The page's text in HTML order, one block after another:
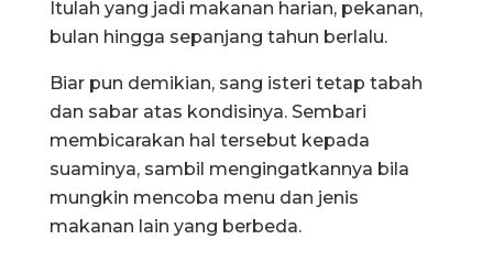
Itulah yang jadi makanan harian, pekanan,
bulan hingga sepanjang tahun berlalu.
Biar pun demikian, sang isteri tetap tabah
dan sabar atas kondisinya. Sembari
membicarakan hal tersebut kepada
suaminya, sambil mengingatkannya bila
mungkin mencoba menu dan jenis
makanan lain yang berbeda.